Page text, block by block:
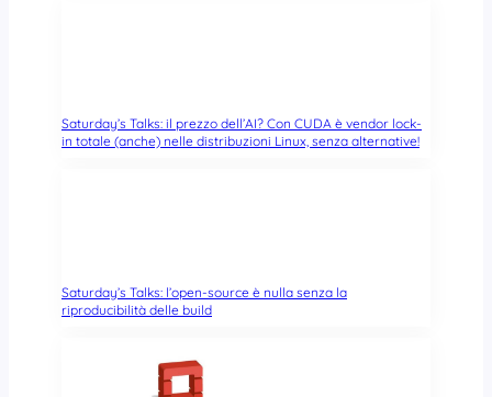
Saturday’s Talks: il prezzo dell’AI? Con CUDA è vendor lock-
in totale (anche) nelle distribuzioni Linux, senza alternative!
Saturday’s Talks: l’open-source è nulla senza la
riproducibilità delle build